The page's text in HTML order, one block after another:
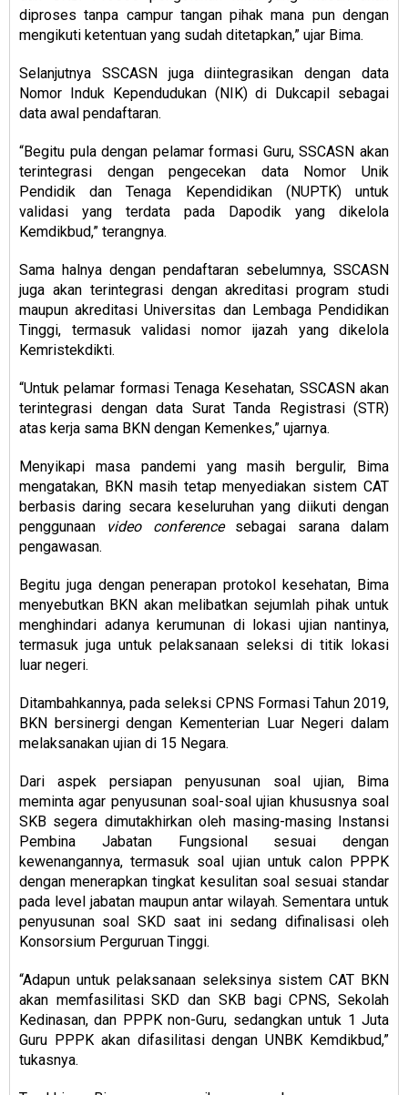
diproses tanpa campur tangan pihak mana pun dengan
mengikuti ketentuan yang sudah ditetapkan,” ujar Bima.
Selanjutnya SSCASN juga diintegrasikan dengan data
Nomor Induk Kependudukan (NIK) di Dukcapil sebagai
data awal pendaftaran.
“Begitu pula dengan pelamar formasi Guru, SSCASN akan
terintegrasi dengan pengecekan data Nomor Unik
Pendidik dan Tenaga Kependidikan (NUPTK) untuk
validasi yang terdata pada Dapodik yang dikelola
Kemdikbud,” terangnya.
Sama halnya dengan pendaftaran sebelumnya, SSCASN
juga akan terintegrasi dengan akreditasi program studi
maupun akreditasi Universitas dan Lembaga Pendidikan
Tinggi, termasuk validasi nomor ijazah yang dikelola
Kemristekdikti.
“Untuk pelamar formasi Tenaga Kesehatan, SSCASN akan
terintegrasi dengan data Surat Tanda Registrasi (STR)
atas kerja sama BKN dengan Kemenkes,” ujarnya.
Menyikapi masa pandemi yang masih bergulir, Bima
mengatakan, BKN masih tetap menyediakan sistem CAT
berbasis daring secara keseluruhan yang diikuti dengan
penggunaan video conferencesebagai sarana dalam
pengawasan.
Begitu juga dengan penerapan protokol kesehatan, Bima
menyebutkan BKN akan melibatkan sejumlah pihak untuk
menghindari adanya kerumunan di lokasi ujian nantinya,
termasuk juga untuk pelaksanaan seleksi di titik lokasi
luar negeri.
Ditambahkannya, pada seleksi CPNS Formasi Tahun 2019,
BKN bersinergi dengan Kementerian Luar Negeri dalam
melaksanakan ujian di 15 Negara.
Dari aspek persiapan penyusunan soal ujian, Bima
meminta agar penyusunan soal-soal ujian khususnya soal
SKB segera dimutakhirkan oleh masing-masing Instansi
Pembina Jabatan Fungsional sesuai dengan
kewenangannya, termasuk soal ujian untuk calon PPPK
dengan menerapkan tingkat kesulitan soal sesuai standar
pada level jabatan maupun antar wilayah. Sementara untuk
penyusunan soal SKD saat ini sedang difinalisasi oleh
Konsorsium Perguruan Tinggi.
“Adapun untuk pelaksanaan seleksinya sistem CAT BKN
akan memfasilitasi SKD dan SKB bagi CPNS, Sekolah
Kedinasan, dan PPPK non-Guru, sedangkan untuk 1 Juta
Guru PPPK akan difasilitasi dengan UNBK Kemdikbud,”
tukasnya.